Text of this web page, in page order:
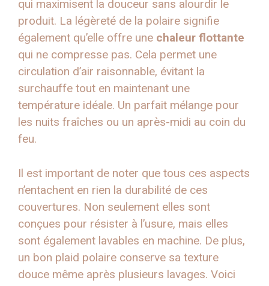
qui maximisent la douceur sans alourdir le
produit. La légèreté de la polaire signifie
également qu’elle offre une chaleur flottante
qui ne compresse pas. Cela permet une
circulation d’air raisonnable, évitant la
surchauffe tout en maintenant une
température idéale. Un parfait mélange pour
les nuits fraîches ou un après-midi au coin du
feu.
Il est important de noter que tous ces aspects
n’entachent en rien la durabilité de ces
couvertures. Non seulement elles sont
conçues pour résister à l’usure, mais elles
sont également lavables en machine. De plus,
un bon plaid polaire conserve sa texture
douce même après plusieurs lavages. Voici